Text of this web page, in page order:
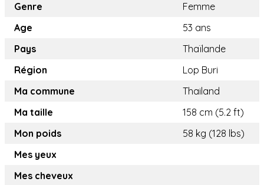
Genre
Femme
Age
53 ans
Pays
Thaïlande
Région
Lop Buri
Ma commune
Thailand
Ma taille
158 cm (5.2 ft)
Mon poids
58 kg (128 lbs)
Mes yeux
Mes cheveux